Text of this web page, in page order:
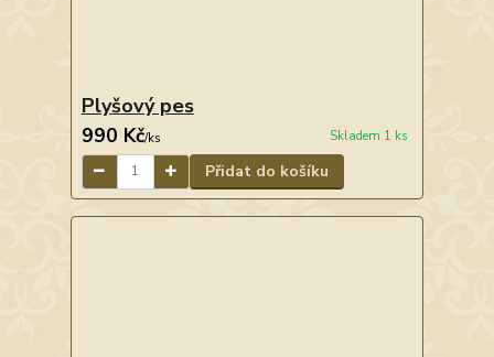
Plyšový pes
990 Kč/ks Skladem 1 ks
Přidat do košíku